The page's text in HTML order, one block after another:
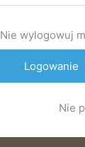
Nie wylogowuj
Nie